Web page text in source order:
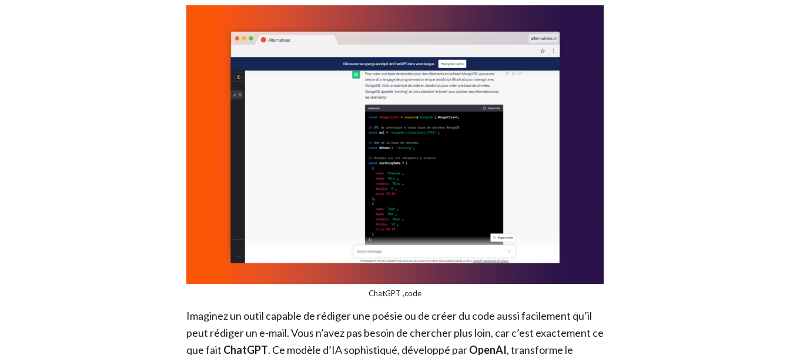
ChatGPT ,code
Imaginez un outil capable de rédiger une poésie ou de créer du code aussi facilement qu’il
peut rédiger un e-mail. Vous n’avez pas besoin de chercher plus loin, car c’est exactement ce
que fait ChatGPT. Ce modèle d’IA sophistiqué, développé parOpenAI, transforme le